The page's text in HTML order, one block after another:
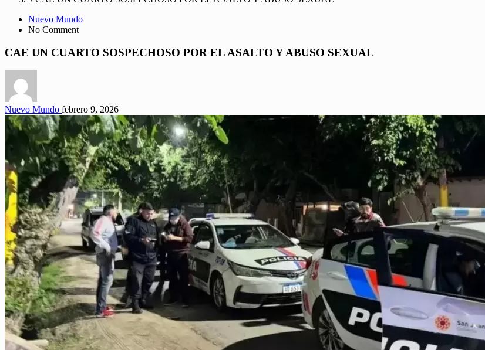
Nuevo Mundo
No Comment
CAE UN CUARTO SOSPECHOSO POR EL ASALTO Y ABUSO SEXUAL
Nuevo Mundo febrero 9, 2026